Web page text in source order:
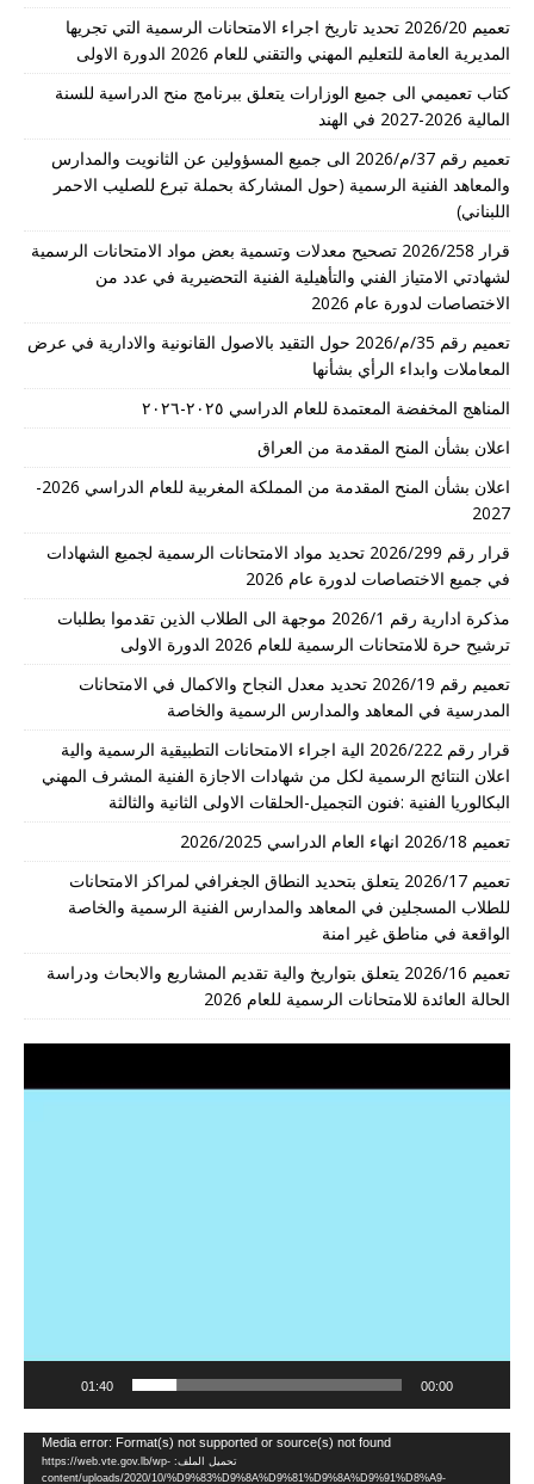
تعميم 2026/20 تحديد تاريخ اجراء الامتحانات الرسمية التي تجريها
المديرية العامة للتعليم المهني والتقني للعام 2026 الدورة الاولى
كتاب تعميمي الى جميع الوزارات يتعلق ببرنامج منح الدراسية للسنة
المالية 2026-2027 في الهند
تعميم رقم 37/م/2026 الى جميع المسؤولين عن الثانويت والمدارس
والمعاهد الفنية الرسمية (حول المشاركة بحملة تبرع للصليب الاحمر
اللبناني)
قرار 2026/258 تصحيح معدلات وتسمية بعض مواد الامتحانات الرسمية
لشهادتي الامتياز الفني والتأهيلية الفنية التحضيرية في عدد من
الاختصاصات لدورة عام 2026
تعميم رقم 35/م/2026 حول التقيد بالاصول القانونية والادارية في عرض
المعاملات وابداء الرأي بشأنها
المناهج المخفضة المعتمدة للعام الدراسي ٢٠٢٥-٢٠٢٦
اعلان بشأن المنح المقدمة من العراق
اعلان بشأن المنح المقدمة من المملكة المغربية للعام الدراسي 2026-
2027
قرار رقم 2026/299 تحديد مواد الامتحانات الرسمية لجميع الشهادات
في جميع الاختصاصات لدورة عام 2026
مذكرة ادارية رقم 2026/1 موجهة الى الطلاب الذين تقدموا بطلبات
ترشيح حرة للامتحانات الرسمية للعام 2026 الدورة الاولى
تعميم رقم 2026/19 تحديد معدل النجاح والاكمال في الامتحانات
المدرسية في المعاهد والمدارس الرسمية والخاصة
قرار رقم 2026/222 الية اجراء الامتحانات التطبيقية الرسمية والية
اعلان النتائج الرسمية لكل من شهادات الاجازة الفنية المشرف المهني
البكالوريا الفنية :فنون التجميل-الحلقات الاولى الثانية والثالثة
تعميم 2026/18 انهاء العام الدراسي 2026/2025
تعميم 2026/17 يتعلق بتحديد النطاق الجغرافي لمراكز الامتحانات
للطلاب المسجلين في المعاهد والمدارس الفنية الرسمية والخاصة
الواقعة في مناطق غير امنة
تعميم 2026/16 يتعلق بتواريخ والية تقديم المشاريع والابحاث ودراسة
الحالة العائدة للامتحانات الرسمية للعام 2026
00:00
01:40
Media error: Format(s) not supported or source(s) not found
تحميل الملف: https://web.vte.gov.lb/wp-
content/uploads/2020/10/%D9%83%D9%8A%D9%81%D9%8A%D9%91%D8%A9-